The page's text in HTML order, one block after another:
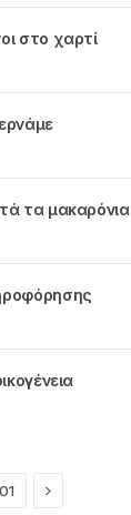
στο χαρτί
τα μακαρόνια
Next